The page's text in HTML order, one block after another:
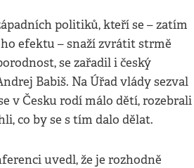
politiků, kteří se – zatím
efektu – snaží zvrátit strmě
se zařadil i český
Babiš. Na Úřad vlády sezval
v Česku rodí málo dětí, rozebrali
co by se s tím dalo dělat.
uvedl, že je rozhodně